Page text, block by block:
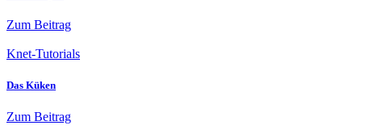
Zum Beitrag
Knet-Tutorials
Das Küken
Zum Beitrag